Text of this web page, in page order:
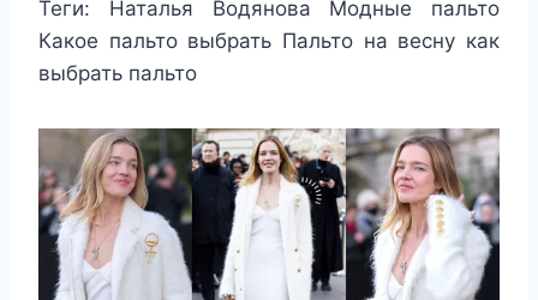
Теги: Наталья Водянова Модные пальто
Какое пальто выбрать Пальто на весну как
выбрать пальто